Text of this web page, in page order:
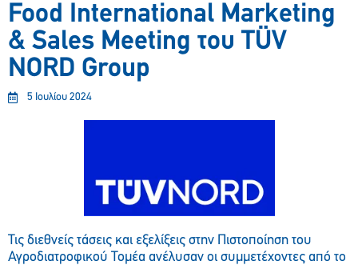
Food International Marketing
& Sales Meeting του TÜV
NORD Group
5 Ιουλίου 2024
Τις διεθνείς τάσεις και εξελίξεις στην Πιστοποίηση του
Αγροδιατροφικού Τομέα ανέλυσαν οι συμμετέχοντες από το